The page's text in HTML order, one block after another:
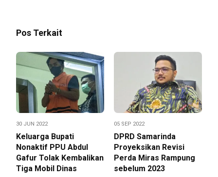
Pos Terkait
30 JUN 2022
Keluarga Bupati
Nonaktif PPU Abdul
Gafur Tolak Kembalikan
Tiga Mobil Dinas
05 SEP 2022
DPRD Samarinda
Proyeksikan Revisi
Perda Miras Rampung
sebelum 2023